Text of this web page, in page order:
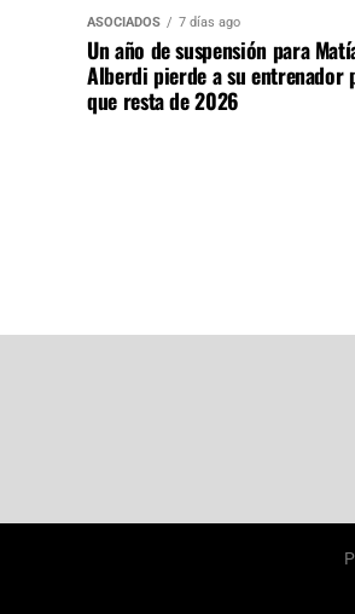
ASOCIADOS 7 días ago
Un año de suspensión para
Alberdi pierde a su entrenador
que resta de 2026